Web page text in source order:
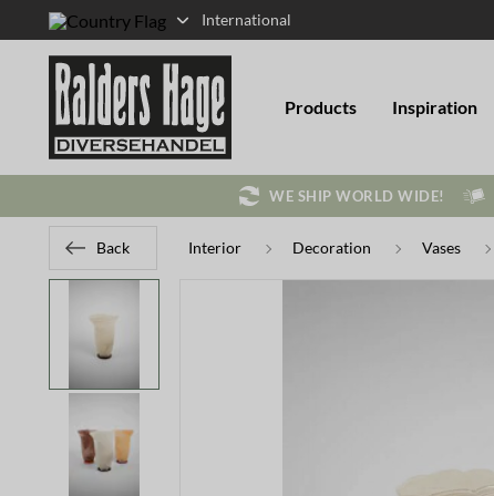
International
Products Inspiration
WE SHIP WORLD WIDE!
Back Interior Decoration Vases